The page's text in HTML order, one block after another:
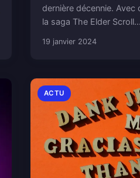
dernière décennie. Avec
la saga The Elder Scroll...
19 janvier 2024
ACTU